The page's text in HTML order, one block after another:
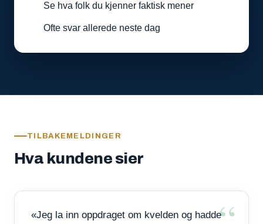
Se hva folk du kjenner faktisk mener
Ofte svar allerede neste dag
TILBAKEMELDINGER
Hva kundene sier
«Jeg la inn oppdraget om kvelden og hadde